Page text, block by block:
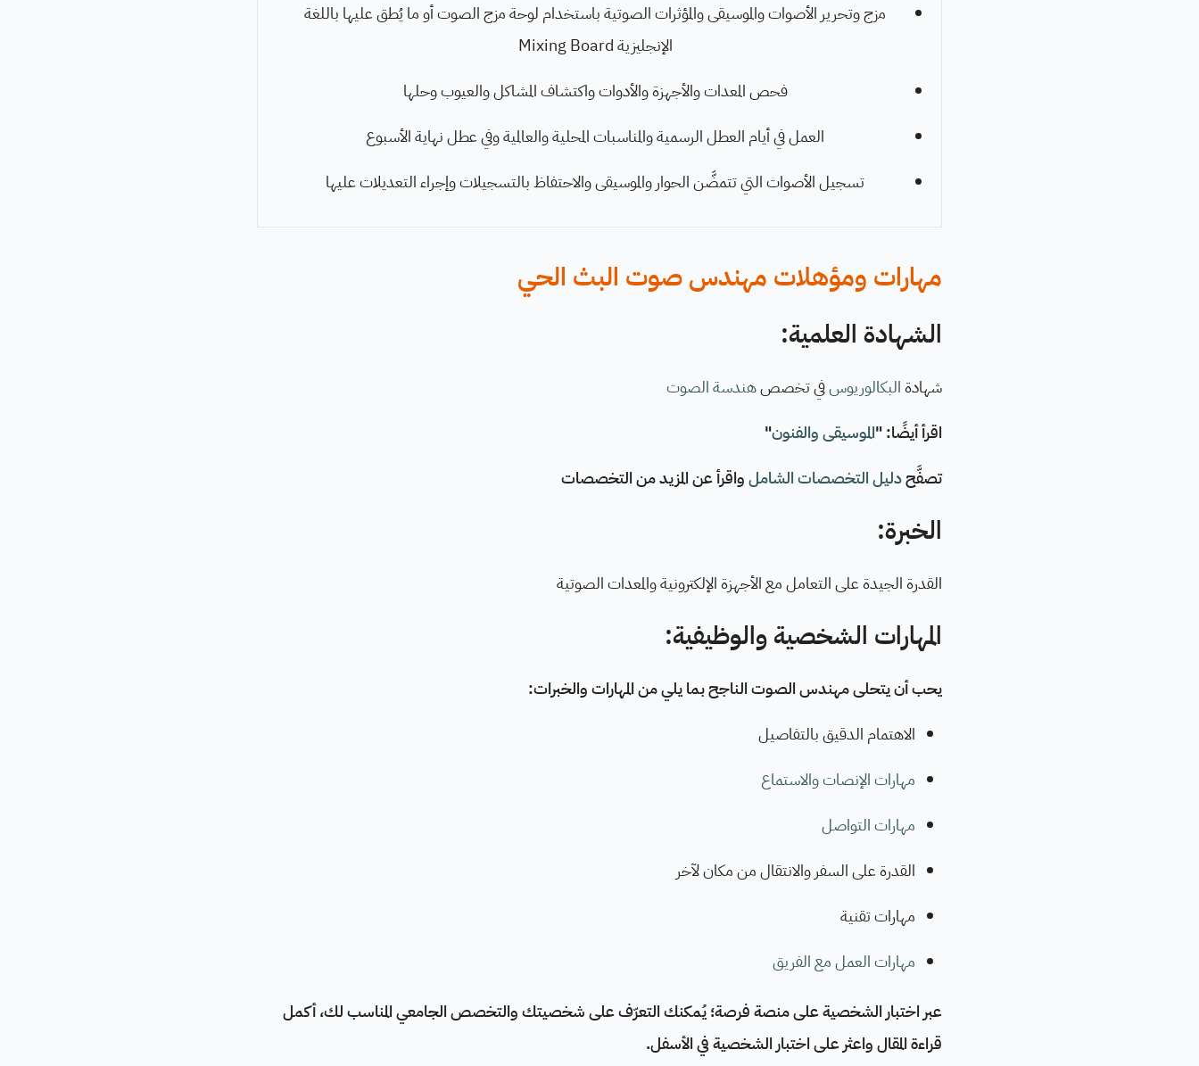
مزج وتحرير الأصوات والموسيقى والمؤثرات الصوتية باستخدام لوحة مزج الصوت أو ما يُطق عليها باللغة
الإنجليزية Mixing Board
فحص المعدات والأجهزة والأدوات واكتشاف المشاكل والعيوب وحلها
العمل في أيام العطل الرسمية والمناسبات المحلية والعالمية وفي عطل نهاية الأسبوع
تسجيل الأصوات التي تتمضَّن الحوار والموسيقى والاحتفاظ بالتسجيلات وإجراء التعديلات عليها
مهارات ومؤهلات مهندس صوت البث الحي
الشهادة العلمية:
شهادةالبكالوريوسفي تخصصهندسة الصوت
اقرأ أيضًا: "الموسيقى والفنون"
تصفَّحدليل التخصصات الشاملواقرأ عن المزيد من التخصصات
الخبرة:
القدرة الجيدة على التعامل مع الأجهزة الإلكترونية والمعدات الصوتية
المهارات الشخصية والوظيفية:
يحب أن يتحلى مهندس الصوت الناجح بما يلي من المهارات والخبرات:
الاهتمام الدقيق بالتفاصيل
مهارات الإنصات والاستماع
مهارات التواصل
القدرة على السفر والانتقال من مكان لآخر
مهارات تقنية
مهارات العمل مع الفريق
عبر اختبار الشخصية على منصة فرصة؛ يُمكنك التعرّف على شخصيتك والتخصص الجامعي المناسب لك، أكمل
قراءة المقال واعثر على اختبار الشخصية في الأسفل.